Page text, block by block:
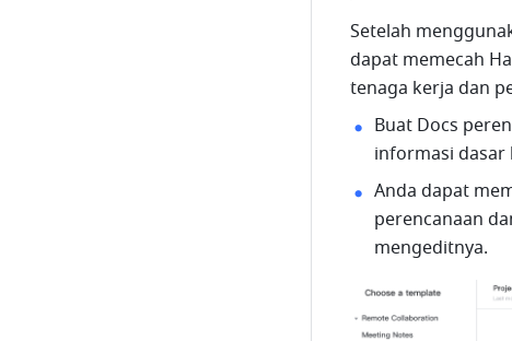
Setelah
dapat memecah
tenaga kerja dan
Buat Docs
informasi dasar
Anda dapat
perencanaan
mengeditnya.